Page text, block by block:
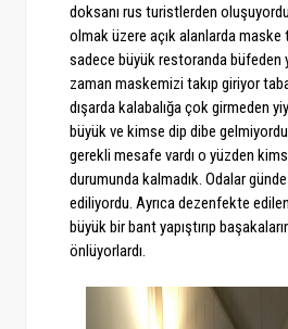
doksanı rus turistlerden
olmak üzere açık alanlarda
sadece büyük restoranda büfeden
zaman maskemizi takıp giriyor
dışarda kalabalığa çok girmeden
büyük ve kimse dip dibe
gerekli mesafe vardı o yüzden
durumunda kalmadık. Odalar
ediliyordu. Ayrıca dezenfekte
büyük bir bant yapıştırıp
önlüyorlardı.